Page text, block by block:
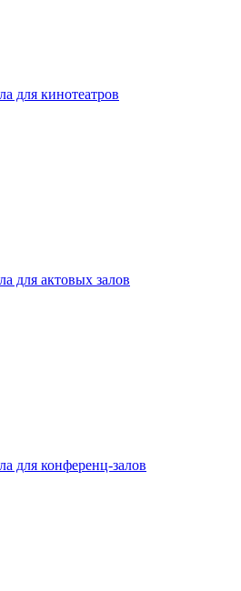
для кинотеатров
для актовых залов
для конференц-залов